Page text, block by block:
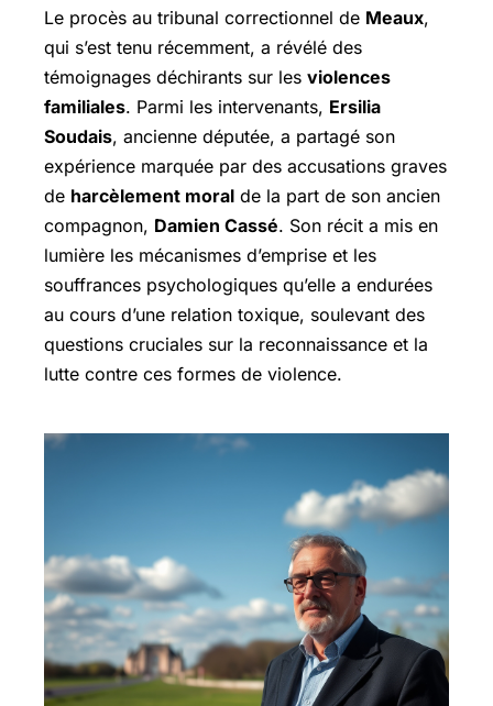
Le procès au tribunal correctionnel de Meaux,
qui s’est tenu récemment, a révélé des
témoignages déchirants sur les violences
familiales. Parmi les intervenants, Ersilia
Soudais, ancienne députée, a partagé son
expérience marquée par des accusations graves
de harcèlement moral de la part de son ancien
compagnon, Damien Cassé. Son récit a mis en
lumière les mécanismes d’emprise et les
souffrances psychologiques qu’elle a endurées
au cours d’une relation toxique, soulevant des
questions cruciales sur la reconnaissance et la
lutte contre ces formes de violence.